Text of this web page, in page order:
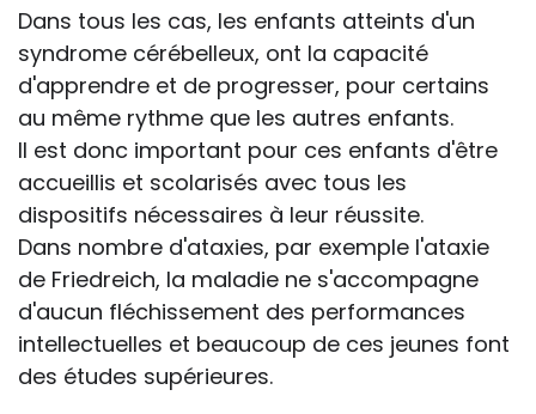
Dans tous les cas, les enfants atteints d'un
syndrome cérébelleux, ont la capacité
d'apprendre et de progresser, pour certains
au même rythme que les autres enfants.
Il est donc important pour ces enfants d'être
accueillis et scolarisés avec tous les
dispositifs nécessaires à leur réussite.
Dans nombre d'ataxies, par exemple l'ataxie
de Friedreich, la maladie ne s'accompagne
d'aucun fléchissement des performances
intellectuelles et beaucoup de ces jeunes font
des études supérieures.